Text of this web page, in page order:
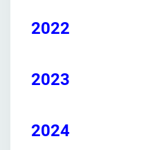
2022
2023
2024